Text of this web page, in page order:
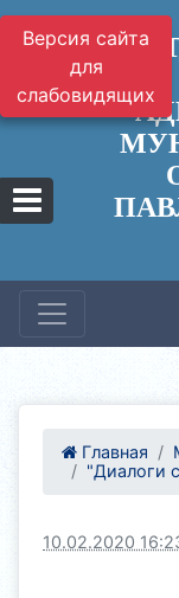
Версия сайта
для
слабовидящих
Главная
"Диалоги
10.02.2020